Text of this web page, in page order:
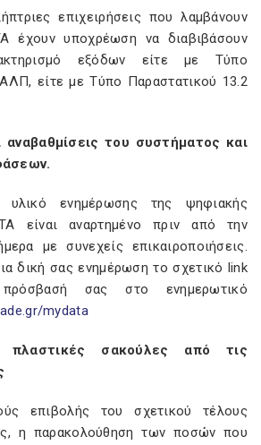
επιχειρήσεις που λαμβάνουν
έχουν υποχρέωση να διαβιβάσουν
εξόδων είτε με Τύπο
είτε με Τύπο Παραστατικού 13.2
αναβαθμίσεις του συστήματος και
υλικό ενημέρωσης της ψηφιακής
είναι αναρτημένο πριν από την
με συνεχείς επικαιροποιήσεις.
δική σας ενημέρωση το σχετικό link
σας στο ενημερωτικό
mydata
σακούλες από τις
επιβολής του σχετικού τέλους
η παρακολούθηση των ποσών που